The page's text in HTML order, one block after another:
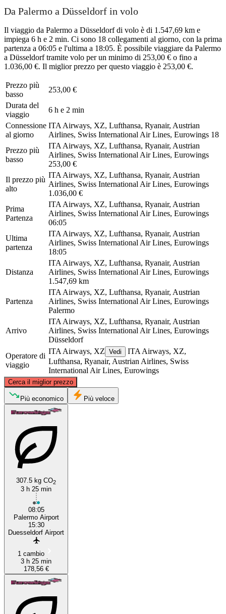
Da Palermo a Düsseldorf in volo
Il viaggio da Palermo a Düsseldorf di volo è di 1.547,69 km e
impiega 6 h e 2 min. Ci sono 18 collegamenti al giorno, con la prima
partenza a 06:05 e l'ultima a 18:05. È possibile viaggiare da Palermo
a Düsseldorf tramite volo per un minimo di 253,00 € o fino a
1.036,00 €. Il miglior prezzo per questo viaggio è 253,00 €.
Prezzo più
basso
253,00 €
Durata del
viaggio
6 h e 2 min
Connessione
al giorno
ITA Airways, XZ, Lufthansa, Ryanair, Austrian
Airlines, Swiss International Air Lines, Eurowings 18
Prezzo più
basso
ITA Airways, XZ, Lufthansa, Ryanair, Austrian
Airlines, Swiss International Air Lines, Eurowings
253,00 €
Il prezzo più
alto
ITA Airways, XZ, Lufthansa, Ryanair, Austrian
Airlines, Swiss International Air Lines, Eurowings
1.036,00 €
Prima
Partenza
ITA Airways, XZ, Lufthansa, Ryanair, Austrian
Airlines, Swiss International Air Lines, Eurowings
06:05
Ultima
partenza
ITA Airways, XZ, Lufthansa, Ryanair, Austrian
Airlines, Swiss International Air Lines, Eurowings
18:05
Distanza
ITA Airways, XZ, Lufthansa, Ryanair, Austrian
Airlines, Swiss International Air Lines, Eurowings
1.547,69 km
Partenza
ITA Airways, XZ, Lufthansa, Ryanair, Austrian
Airlines, Swiss International Air Lines, Eurowings
Palermo
Arrivo
ITA Airways, XZ, Lufthansa, Ryanair, Austrian
Airlines, Swiss International Air Lines, Eurowings
Düsseldorf
Operatore di
viaggio
ITA Airways, XZ Vedi
ITA Airways, XZ,
Lufthansa, Ryanair, Austrian Airlines, Swiss
International Air Lines, Eurowings
Cerca il miglior prezzo
Düsseldorf
©CARTO, © OpenStreetMap
Più economico Più veloce
307.5 kg CO2
3 h 25 min
08:05
Palermo Airport
15:30
Duesseldorf Airport
1 cambio
3 h 25 min
178,56 €